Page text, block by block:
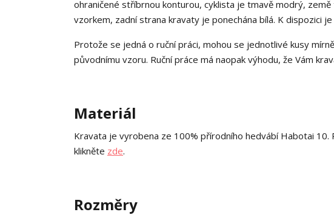
ohraničené stříbrnou konturou, cyklista je tmavě modrý,
vzorkem, zadní strana kravaty je ponechána bílá. K dispozici
Protože se jedná o ruční práci, mohou se jednotlivé kusy
původnímu vzoru. Ruční práce má naopak výhodu, že Vám
Materiál
Kravata je vyrobena ze 100% přírodního hedvábí Habotai
klikněte zde.
Rozměry